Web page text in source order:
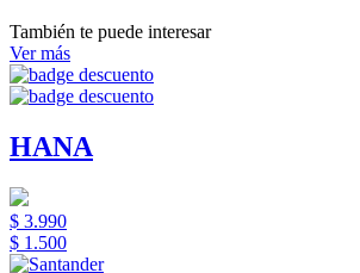
También te puede interesar
Ver más
HANA
$ 3.990
$ 1.500